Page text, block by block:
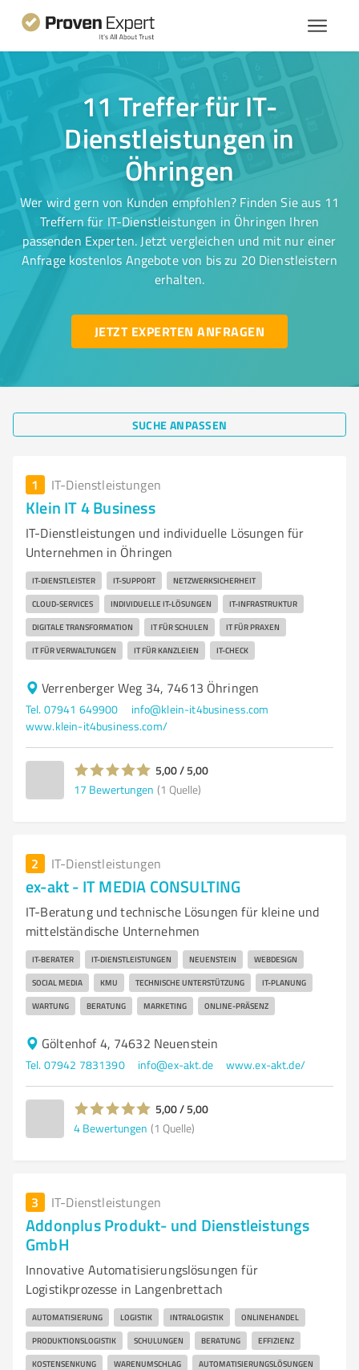
11 Treffer für IT-
Dienstleistungen in
Öhringen
Wer wird gern von Kunden empfohlen? Finden Sie aus 11
Treffern für IT-Dienstleistungen in Öhringen Ihren
passenden Experten. Jetzt vergleichen und mit nur einer
Anfrage kostenlos Angebote von bis zu 20 Dienstleistern
erhalten.
JETZT EXPERTEN ANFRAGEN
SUCHE ANPASSEN
1 IT-Dienstleistungen
Klein IT 4 Business
IT-Dienstleistungen und individuelle Lösungen für
Unternehmen in Öhringen
IT-DIENSTLEISTER IT-SUPPORT NETZWERKSICHERHEIT
CLOUD-SERVICES INDIVIDUELLE IT-LÖSUNGEN IT-INFRASTRUKTUR
DIGITALE TRANSFORMATION IT FÜR SCHULEN IT FÜR PRAXEN
IT FÜR VERWALTUNGEN IT FÜR KANZLEIEN IT-CHECK
Verrenberger Weg 34, 74613 Öhringen
Tel. 07941 649900
info@klein-it4business.com
www.klein-it4business.com/
5,00 / 5,00
17 Bewertungen (1 Quelle)
2 IT-Dienstleistungen
ex-akt - IT MEDIA CONSULTING
IT-Beratung und technische Lösungen für kleine und
mittelständische Unternehmen
IT-BERATER IT-DIENSTLEISTUNGEN NEUENSTEIN WEBDESIGN
SOCIAL MEDIA KMU TECHNISCHE UNTERSTÜTZUNG IT-PLANUNG
WARTUNG BERATUNG MARKETING ONLINE-PRÄSENZ
Göltenhof 4, 74632 Neuenstein
Tel. 07942 7831390 info@ex-akt.de www.ex-akt.de/
5,00 / 5,00
4 Bewertungen (1 Quelle)
3 IT-Dienstleistungen
Addonplus Produkt- und Dienstleistungs
GmbH
Innovative Automatisierungslösungen für
Logistikprozesse in Langenbrettach
AUTOMATISIERUNG LOGISTIK INTRALOGISTIK ONLINEHANDEL
PRODUKTIONSLOGISTIK SCHULUNGEN BERATUNG EFFIZIENZ
KOSTENSENKUNG WARENUMSCHLAG AUTOMATISIERUNGSLÖSUNGEN